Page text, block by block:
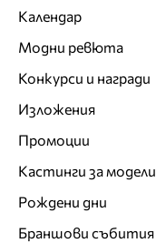
Календар
Модни ревюта
Конкурси и награди
Изложения
Промоции
Кастинги за модели
Рождени дни
Браншови събития